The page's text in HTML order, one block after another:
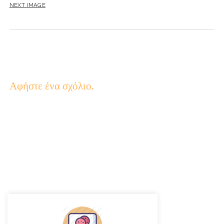
NEXT IMAGE
Αφήστε ένα σχόλιο.